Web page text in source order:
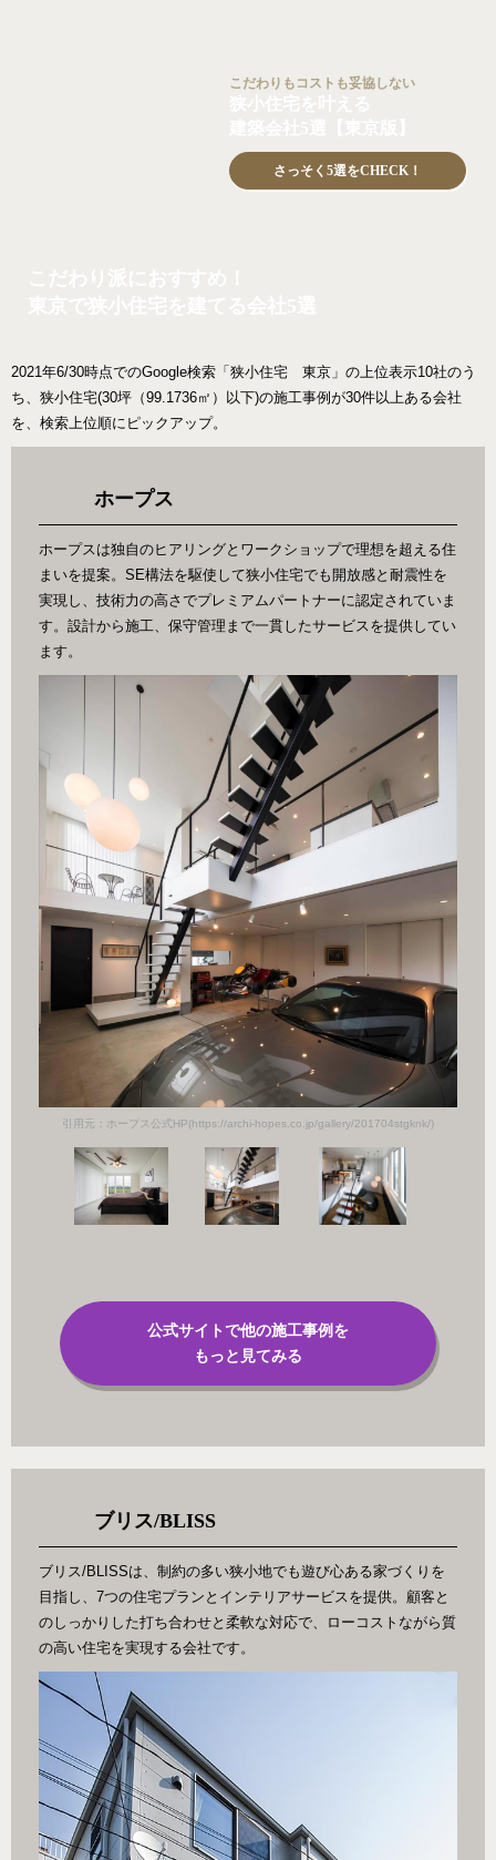
こだわりもコストも妥協しない
さっそく5選をCHECK！
2021年6/30時点でのGoogle検索「狭小住宅 東京」の上位表示10社のう
ち、狭小住宅(30坪（99.1736㎡）以下)の施工事例が30件以上ある会社
を、検索上位順にピックアップ。
ホープス
ホープスは独自のヒアリングとワークショップで理想を超える住
まいを提案。SE構法を駆使して狭小住宅でも開放感と耐震性を
実現し、技術力の高さでプレミアムパートナーに認定されていま
す。設計から施工、保守管理まで一貫したサービスを提供してい
ます。
引用元：ホープス公式HP(https://archi-hopes.co.jp/gallery/201704stgknk/)
公式サイトで他の施工事例を
もっと見てみる
ブリス/BLISS
ブリス/BLISSは、制約の多い狭小地でも遊び心ある家づくりを
目指し、7つの住宅プランとインテリアサービスを提供。顧客と
のしっかりした打ち合わせと柔軟な対応で、ローコストながら質
の高い住宅を実現する会社です。